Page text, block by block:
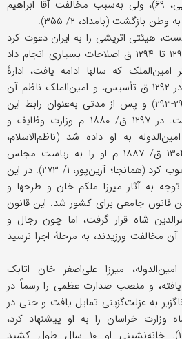
ضراب‌خانۀ دولتی بخرد (صفایی، ۶۹)، ولی به‌سبب مخالفت آقا ابراهیم
بازگشت (بامداد، ۲/ ۳۵۵).
هیئتی اتریشی را به ایران دعوت کرد
و با مشورت و نظر آنان از ۱۲۹۲ تا ۱۲۹۴ ق اصلاحات بسیاری انجام داد
دیگر امین‌الملک که سالها ادامه یافت، ادارۀ
مجلس شورای کبرى بود که در ۱۲۹۲ ق تأسیس، و امین‌الملک ناظم آن
... ، ۲۹۲-۲۹۳) و پس از مدتی به‌عنوان رابط این
مجلس با شاه به کار پرداخت. در ۱۲۹۷ ق/ ۱۸۸۰ م وزارت وظایف و
ق لقب امین‌الدوله به او داده شد (ناظم‌الاسلام،
همانجا). سرانجام، شاه در ۱۳۰۴ ق/ ۱۸۸۷ م او را به ریاست مجلس
دارالشورا و ریاست وزارت منصوب کرد (همانجا؛ آرین‌پور، ۱/ ۲۷۳). در این
به آثار میرزا ملکم‌ خان و طرحها و
قانون جامعی برای کشور شد. این قانون
شاه قرار گرفت، اما چون رجال و
مخالفت ورزیدند، به مرحلۀ اجرا نرسید
میرزا علی‌اصغر خان اتابک
یافته، و منصب صدارت عظمى را رسماً در
ناگزیر به عزلت‌گزینی تمایل یافت و حتى در
شاه وزارت خراسان را به او پیشنهاد کرد،
نپذیرفت (اعتمادالسلطنه، ۱۰۰). خانه‌نشینی او ۱۰ سال طول کشید